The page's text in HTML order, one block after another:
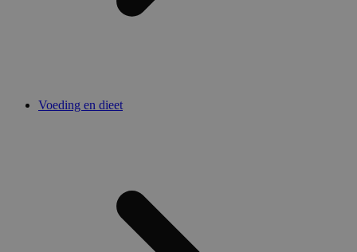
Voeding en dieet